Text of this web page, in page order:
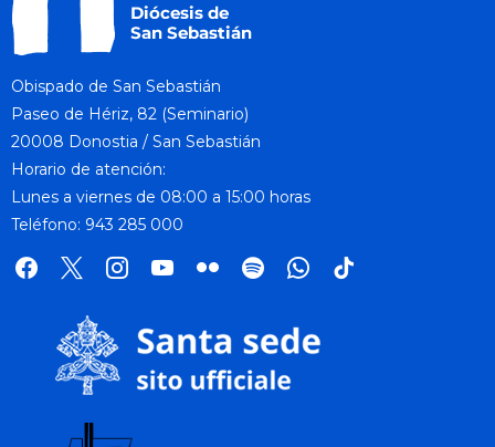
Obispado de San Sebastián
Paseo de Hériz, 82 (Seminario)
20008 Donostia / San Sebastián
Horario de atención:
Lunes a viernes de 08:00 a 15:00 horas
Teléfono: 943 285 000
facebook
x instagramyoutube
flickr spotifywhatsapp
tik